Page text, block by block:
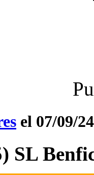
el 07/09/24
SL